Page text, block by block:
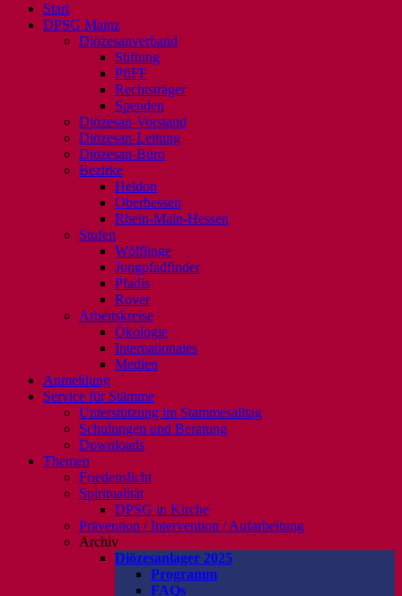
Start
DPSG Mainz
Diözesanverband
Stiftung
PfiFF
Rechtsträger
Spenden
Diözesan-Vorstand
Diözesan-Leitung
Diözesan-Büro
Bezirke
Heldon
Oberhessen
Rhein-Main-Hessen
Stufen
Wölflinge
Jungpfadfinder
Pfadis
Rover
Arbeitskreise
Ökologie
Internationales
Medien
Anmeldung
Service für Stämme
Unterstützung im Stammesalltag
Schulungen und Beratung
Downloads
Themen
Friedenslicht
Spiritualität
DPSG in Kirche
Prävention / Intervention / Aufarbeitung
Archiv
Diözesanlager 2025
Programm
FAQs